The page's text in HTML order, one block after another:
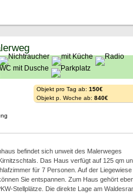
Objekt pro Tag ab: 150€
Objekt p. Woche ab: 840€
befindet sich unweit des Malerweges
Das Haus verfügt auf 125 qm
für 7 Personen. Auf der Liegewiese
Sie entspannen. Zum Haus gehört
Stellplätze. Die direkte Lage am